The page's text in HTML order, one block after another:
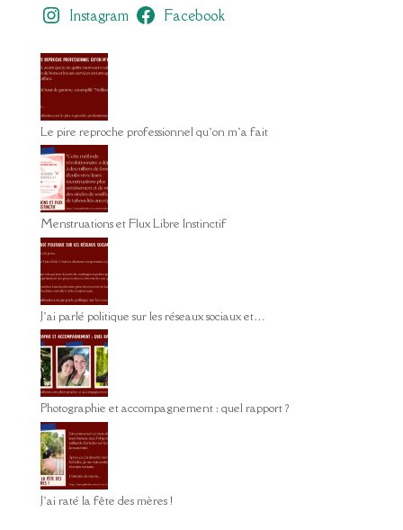
Instagram Facebook
Le pire reproche professionnel qu’on m’a fait
Menstruations et Flux Libre Instinctif
J’ai parlé politique sur les réseaux sociaux et…
Photographie et accompagnement : quel rapport ?
J’ai raté la fête des mères !